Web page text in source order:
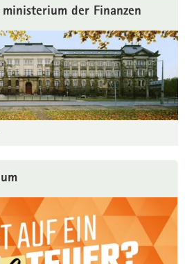
ministerium der Finanzen